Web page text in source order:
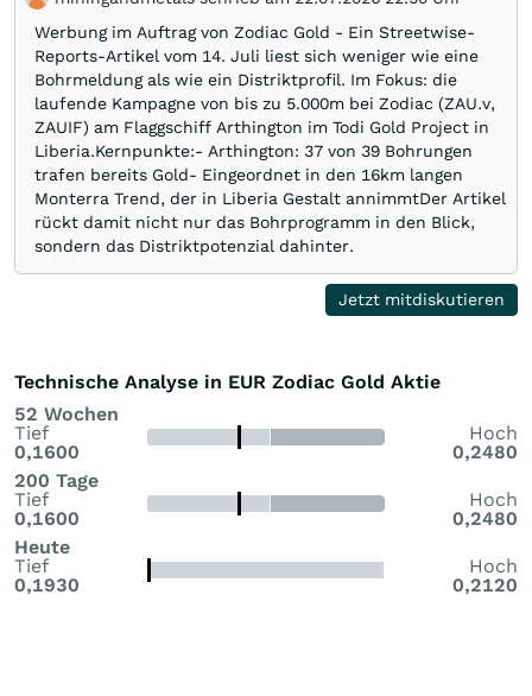
Werbung im Auftrag von Zodiac Gold - Ein Streetwise-
Reports-Artikel vom 14. Juli liest sich weniger wie eine
Bohrmeldung als wie ein Distriktprofil. Im Fokus: die
laufende Kampagne von bis zu 5.000m bei Zodiac (ZAU.v,
ZAUIF) am Flaggschiff Arthington im Todi Gold Project in
Liberia.Kernpunkte:- Arthington: 37 von 39 Bohrungen
trafen bereits Gold- Eingeordnet in den 16km langen
Monterra Trend, der in Liberia Gestalt annimmtDer Artikel
rückt damit nicht nur das Bohrprogramm in den Blick,
sondern das Distriktpotenzial dahinter.
Jetzt mitdiskutieren
Technische Analyse in EUR Zodiac Gold Aktie
52 Wochen
Tief
0,1600
Hoch
0,2480
200 Tage
Tief
0,1600
Hoch
0,2480
Heute
Tief
0,1930
Hoch
0,2120